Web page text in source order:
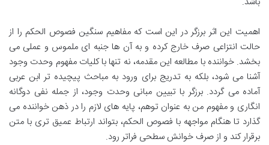
اهمیت این اثر برزگر در این است که مفاهیم سنگین فصوص الحکم را از
حالت انتزاعی صرف خارج کرده و به آن ها جنبه ای ملموس و عملی می
بخشد. خواننده با مطالعه این مقدمه، نه تنها با کلیات مفهوم وحدت وجود
آشنا می شود، بلکه به تدریج برای ورود به مباحث پیچیده تر ابن عربی
آماده می گردد. برزگر با تبیین مبانی وحدت وجود، از جمله نفی دوگانه
انگاری و مفهوم من به عنوان توهم، پایه های لازم را در ذهن خواننده می
گذارد تا هنگام مواجهه با فصوص الحکم، بتواند ارتباط عمیق تری با متن
برقرار کند و از صرف خوانش سطحی فراتر رود.